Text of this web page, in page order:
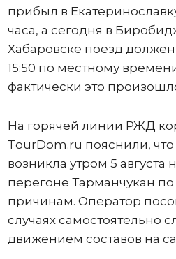
прибыл в
часа, а сегодня в
Хабаровске поезд
15:50 по местному
фактически это
На горячей линии РЖД
TourDom.ru пояснили,
возникла утром 5 августа
перегоне Тарманчукан
причинам. Оператор
случаях самостоятельно
движением составов на